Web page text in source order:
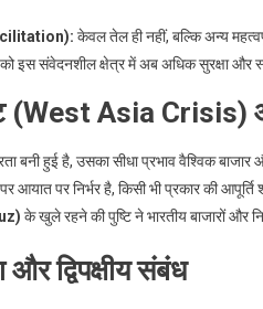
केवल तेल ही नहीं, बल्कि अन्य
इस संवेदनशील क्षेत्र में अब अधिक सुरक्षा और
(West Asia Crisis)
बनी हुई है, उसका सीधा प्रभाव वैश्विक
पर निर्भर है, किसी भी प्रकार की
के खुले रहने की पुष्टि ने भारतीय बाजारों और
द्विपक्षीय संबंध